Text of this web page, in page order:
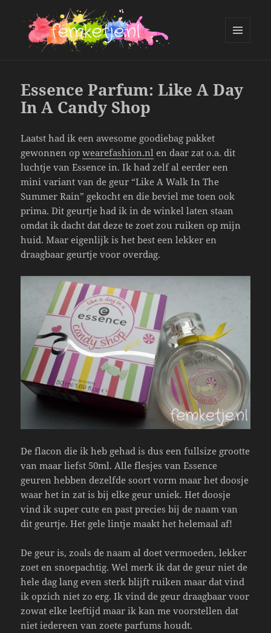
Essence Parfum: Like A Day
In A Candy Shop
Laatst had ik een awesome goodiebag pakket
gewonnen opwearefashion.nl en daar zat o.a. dit
luchtje van Essence in. Ik had zelf al eerder een
mini variant van de geur “Like A Walk In The
Summer Rain” gekocht en die beviel me toen ook
prima. Dit geurtje had ik in de winkel laten staan
omdat ik dacht dat deze te zoet zou ruiken op mijn
huid. Maar eigenlijk is het best een lekker en
draagbaar geurtje voor overdag.
De flacon die ik heb gehad is dus een fullsize grootte
van maar liefst 50ml. Alle flesjes van Essence
geuren hebben dezelfde soort vorm maar het doosje
waar het in zat is bij elke geur uniek. Het doosje
vind ik super cute en past precies bij de naam van
dit geurtje. Het gele lintje maakt het helemaal af!
De geur is, zoals de naam al doet vermoeden, lekker
zoet en snoepachtig. Wel merk ik dat de geur niet de
hele dag lang even sterk blijft ruiken maar dat vind
ik opzich niet zo erg. Ik vind de geur draagbaar voor
zowat elke leeftijd maar ik kan me voorstellen dat
niet iedereen van zoete parfums houdt.